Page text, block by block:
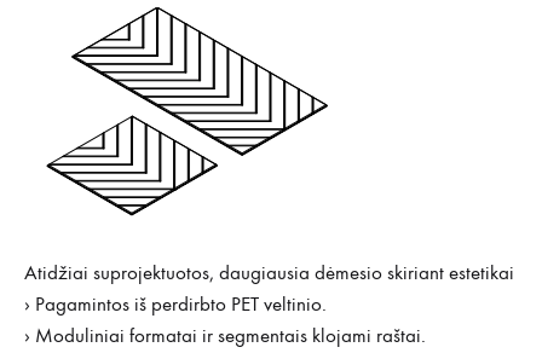
Atidžiai suprojektuotos, daugiausia dėmesio skiriant estetikai
› Pagamintos iš perdirbto PET veltinio.
› Moduliniai formatai ir segmentais klojami raštai.